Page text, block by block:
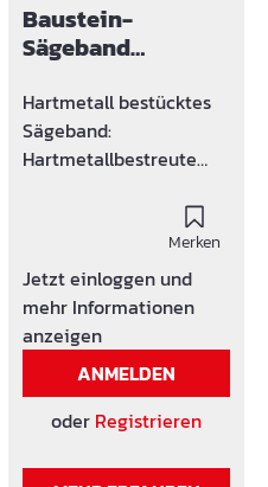
Baustein-
Sägeband
t
Hartmetall bestücktes
Sägeband:
Hartmetallbestreute
Bänder bestehen aus
Hartmetallpartikeln
unterbrochenen
bestreuten
Schneidkante
(Spanraum), auf einem
federharten und
Bandkörper.
Merken
Jetzt einloggen und
mehr Informationen
anzeigen
ANMELDEN
oder Registrieren